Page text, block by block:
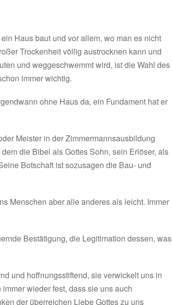
Haus baut und vor allem, wo man es nicht
Trockenheit völlig austrocknen kann und
und weggeschwemmt wird, ist die Wahl des
immer wichtig.
ohne Haus da, ein Fundament hat er
Meister in der Zimmermannsausbildung
die Bibel als Gottes Sohn, sein Erlöser, als
Botschaft ist sozusagen die Bau- und
Menschen aber alle anderes als leicht. Immer
Bestätigung, die Legitimation dessen, was
und hoffnungsstiftend, sie verwickelt uns in
wieder fest, dass sie uns auch
der überreichen Liebe Gottes zu uns